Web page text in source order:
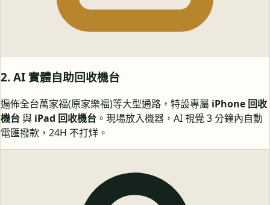
2. AI 實體自助回收機台
遍佈全台萬家福(原家樂福)等大型通路，特設專屬 iPhone 回收
機台與 iPad 回收機台 。現場放入機器，AI 視覺 3 分鐘內自動
電匯撥款，24H 不打烊。